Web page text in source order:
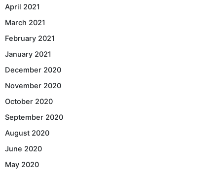
April 2021
March 2021
February 2021
January 2021
December 2020
November 2020
October 2020
September 2020
August 2020
June 2020
May 2020